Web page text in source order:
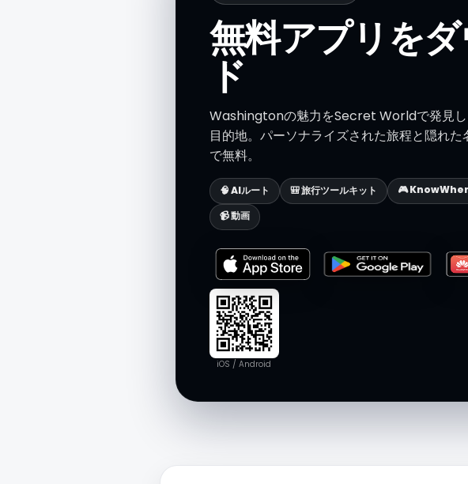
無料アプリを
ド
Washingtonの魅力をSecret Worldで発見
目的地。パーソナライズされた旅程と隠れ
で無料。
🧠 AIルート 🎒 旅行ツールキット 🎮
📹 動画
iOS / Android